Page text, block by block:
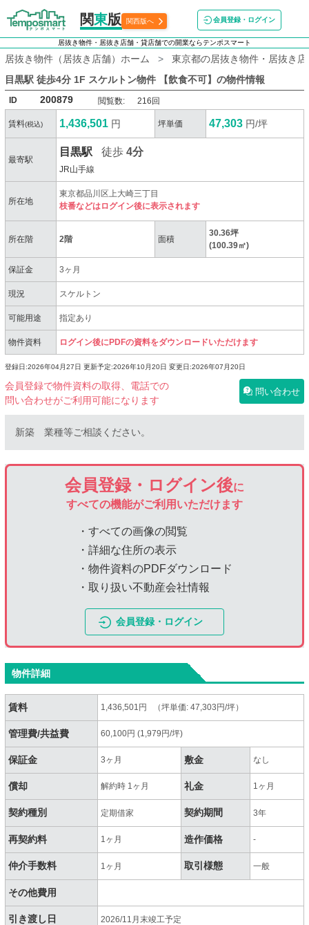
関東版 関西版へ 会員登録・ログイン
居抜き物件・居抜き店舗・貸店舗での開業ならテンポスマート
居抜き物件（居抜き店舗）ホーム
東京都の居抜き物件・居抜き
目黒駅 徒歩4分 1F スケルトン物件 【飲食不可】 の物件情報
ID 200879 閲覧数: 216回
賃料(税込) 1,436,501 円 坪単価 47,303 円/坪
最寄駅
目黒駅 徒歩4分
JR山手線
所在地
東京都品川区上大崎三丁目
枝番などはログイン後に表示されます
所在階 2階 面積
30.36坪
(100.39㎡)
保証金 3ヶ月
現況 スケルトン
可能用途 指定あり
物件資料 ログイン後にPDFの資料をダウンロードいただけます
登録日:2026年04月27日 更新予定:2026年10月20日 変更日:2026年07月20日
会員登録で物件資料の取得、電話での
問い合わせがご利用可能になります
問い合わせ
新築 業種等ご相談ください。
会員登録・ログイン後に
すべての機能がご利用いただけます
・すべての画像の閲覧
・詳細な住所の表示
・物件資料のPDFダウンロード
・取り扱い不動産会社情報
会員登録・ログイン
物件詳細
賃料 1,436,501円 （坪単価: 47,303円/坪）
管理費/共益費 60,100円 (1,979円/坪)
保証金 3ヶ月 敷金 なし
償却 解約時 1ヶ月 礼金 1ヶ月
契約種別 定期借家 契約期間 3年
再契約料 1ヶ月 造作価格 -
仲介手数料 1ヶ月 取引様態 一般
その他費用
引き渡し日 2026/11月末竣工予定